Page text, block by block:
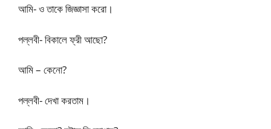
আমি- ও তাকে জিজ্ঞাসা করো।
পল্লবী- বিকালে ফ্রী আছো?
আমি – কেনো?
পল্লবী- দেখা করতাম।